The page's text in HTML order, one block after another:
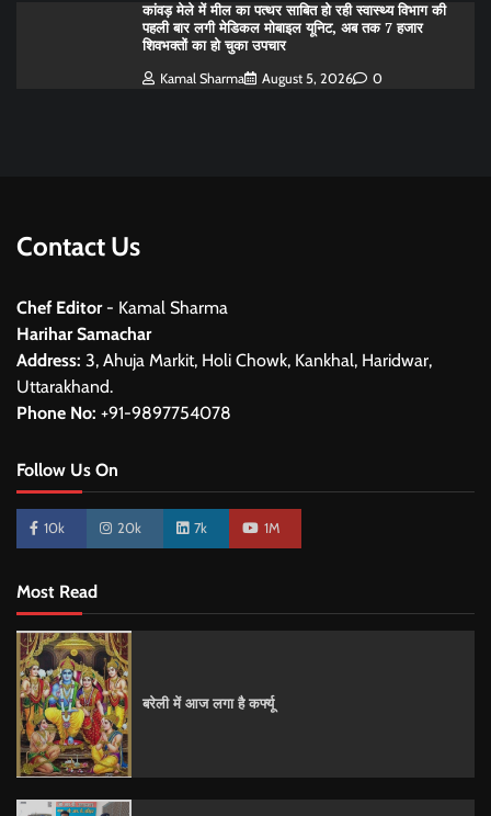
कांवड़ मेले में मील का पत्थर साबित हो रही स्वास्थ्य विभाग की
पहली बार लगी मेडिकल मोबाइल यूनिट, अब तक 7 हजार
शिवभक्तों का हो चुका उपचार
Kamal Sharma August 5, 2026 0
Contact Us
Chef Editor- Kamal Sharma
Harihar Samachar
Address: 3, Ahuja Markit, Holi Chowk, Kankhal, Haridwar,
Uttarakhand.
Phone No: +91-9897754078
Follow Us On
10k 20k 7k 1M
Most Read
बरेली में आज लगा है कर्फ्यू